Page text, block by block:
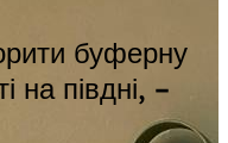
буферну
на півдні, –